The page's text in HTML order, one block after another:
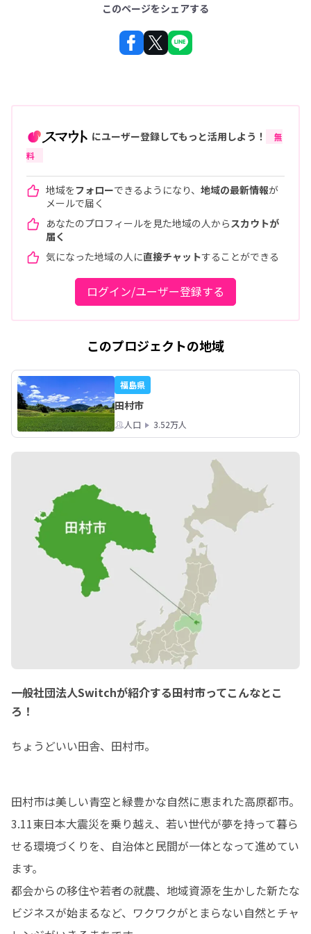
このページをシェアする
にユーザー登録してもっと活用しよう！
無
料
地域をフォローできるようになり、 地域の最新情報が
メールで届く
あなたのプロフィールを見た地域の人から スカウトが
届く
気になった地域の人に直接チャットすることができる
ログイン/ユーザー登録する
このプロジェクトの地域
福島県
田村市
人口 3.52万人
一般社団法人Switchが紹介する田村市ってこんなとこ
ろ！
ちょうどいい田舎、田村市。
田村市は美しい青空と緑豊かな自然に恵まれた高原都市。
3.11東日本大震災を乗り越え、若い世代が夢を持って暮ら
せる環境づくりを、自治体と民間が一体となって進めてい
ます。
都会からの移住や若者の就農、地域資源を生かした新たな
ビジネスが始まるなど、ワクワクがとまらない自然とチャ